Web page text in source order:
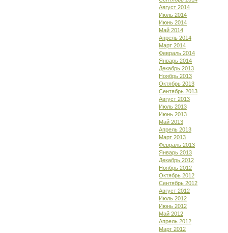
Август 2014
Июль 2014
Июнь 2014
Май 2014
Апрель 2014
Март 2014
Февраль 2014
Январь 2014
Декабрь 2013
Ноябрь 2013
Октябрь 2013
Сентябрь 2013
Август 2013
Июль 2013
Июнь 2013
Май 2013
Апрель 2013
Март 2013
Февраль 2013
Январь 2013
Декабрь 2012
Ноябрь 2012
Октябрь 2012
Сентябрь 2012
Август 2012
Июль 2012
Июнь 2012
Май 2012
Апрель 2012
Март 2012